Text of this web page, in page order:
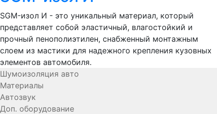
SGM-изол И - это уникальный материал, который
представляет собой эластичный, влагостойкий и
прочный пенополиэтилен, снабженный монтажным
слоем из мастики для надежного крепления кузовных
элементов автомобиля.
Шумоизоляция авто
Материалы
Автозвук
Доп. оборудование